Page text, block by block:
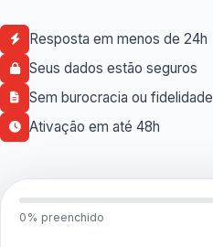
Resposta em menos de 24h
Seus dados estão seguros
Sem burocracia ou fidelidade
Ativação em até 48h
0% preenchido